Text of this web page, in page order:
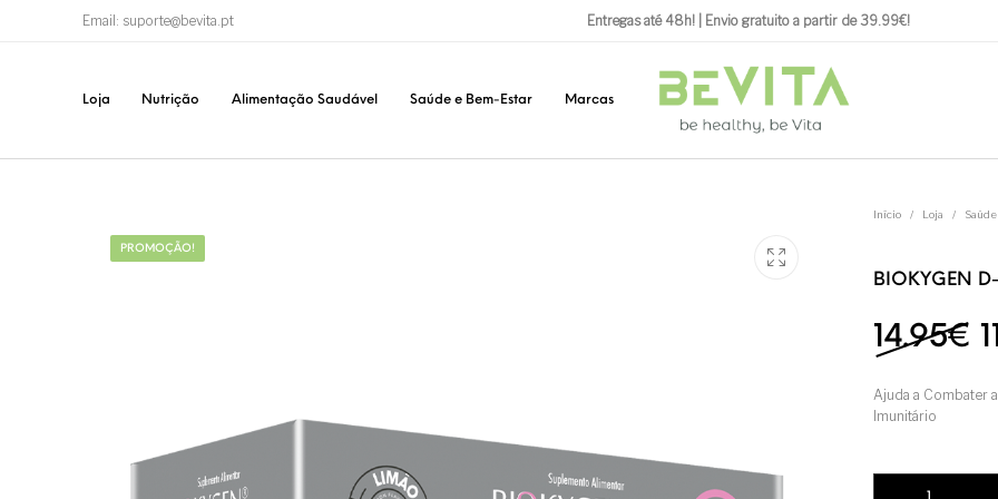
Email: suporte@bevita.pt Entregas até 48h! | Envio gratuito a partir de 39.99€!
Loja Nutrição Alimentação Saudável Saúde e Bem-Estar Marcas
PROMOÇÃO!
Início / Loja /
BIOKYGEN
14.95€
Ajuda a Combater
Imunitário